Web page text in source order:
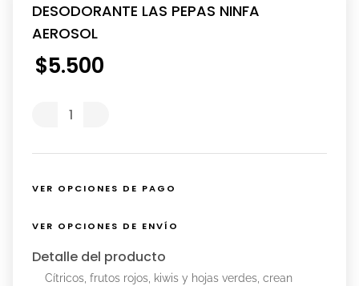
DESODORANTE LAS PEPAS NINFA
AEROSOL
$5.500
VER OPCIONES DE PAGO
VER OPCIONES DE ENVÍO
Detalle del producto
Cítricos, frutos rojos, kiwis y hojas verdes, crean